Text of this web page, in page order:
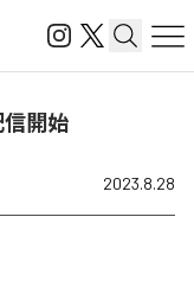
信開始
2023.8.28